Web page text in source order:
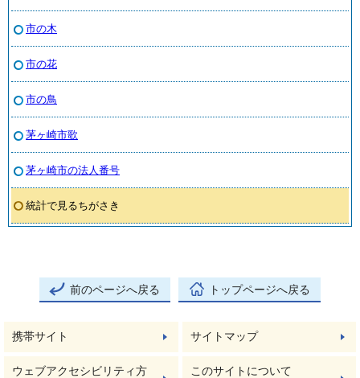
市の木
市の花
市の鳥
茅ヶ崎市歌
茅ヶ崎市の法人番号
統計で見るちがさき
前のページへ戻る トップページへ戻る
携帯サイト サイトマップ
ウェブアクセシビリティ方
このサイトについて